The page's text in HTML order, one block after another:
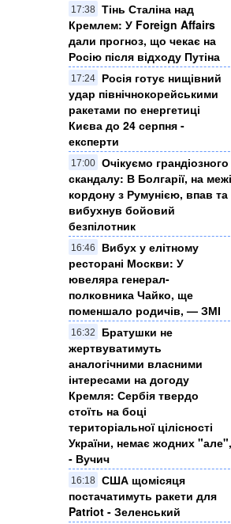
17:38 Тінь Сталіна над
Кремлем: У Foreign Affairs
дали прогноз, що чекає на
Росію після відходу Путіна
17:24
Росія готує нищівний
удар північнокорейськими
ракетами по енергетиці
Києва до 24 серпня -
експерти
17:00 Очікуємо грандіозного
скандалу: В Болгарії, на межі
кордону з Румунією, впав та
вибухнув бойовий
безпілотник
16:46
Вибух у елітному
ресторані Москви: У
ювеляра генерал-
полковника Чайко, ще
поменшало родичів, — ЗМІ
16:32
Братушки не
жертвуватимуть
аналогічними власними
інтересами на догоду
Кремля: Сербія твердо
стоїть на боці
територіальної цілісності
України, немає жодних "але",
- Вучич
16:18 США щомісяця
постачатимуть ракети для
Patriot - Зеленський